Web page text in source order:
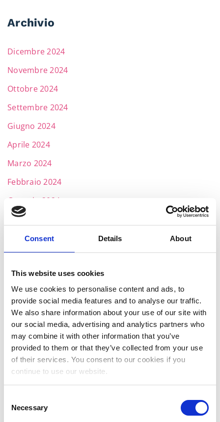
Consent Details About
This website uses cookies
We use cookies to personalise content and ads, to
provide social media features and to analyse our traffic.
We also share information about your use of our site with
our social media, advertising and analytics partners who
may combine it with other information that you’ve
provided to them or that they’ve collected from your use
of their services. You consent to our cookies if you
continue to use our website.
Selection
Necessary
Archivio
Dicembre 2024
Novembre 2024
Ottobre 2024
Settembre 2024
Giugno 2024
Aprile 2024
Marzo 2024
Febbraio 2024
Gennaio 2024
Dicembre 2023
Novembre 2023
Ottobre 2023
Settembre 2023
Maggio 2023
Aprile 2023
Marzo 2023
Febbraio 2023
Gennaio 2023
Dicembre 2022
Novembre 2022